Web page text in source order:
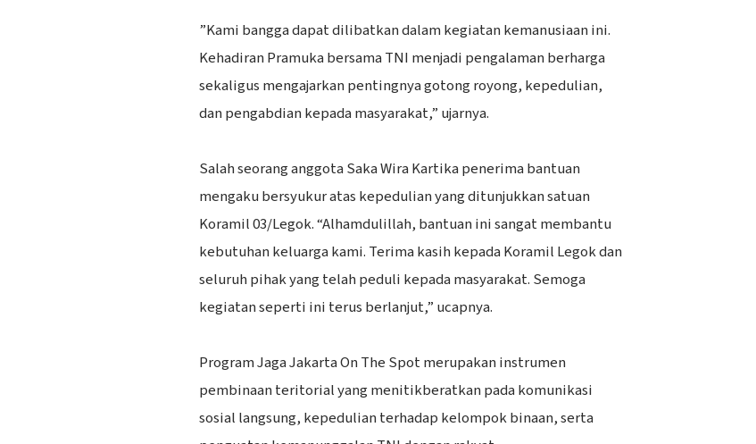
‎”Kami bangga dapat dilibatkan dalam kegiatan kemanusiaan ini.
Kehadiran Pramuka bersama TNI menjadi pengalaman berharga
sekaligus mengajarkan pentingnya gotong royong, kepedulian,
dan pengabdian kepada masyarakat,” ujarnya.
‎Salah seorang anggota Saka Wira Kartika penerima bantuan
mengaku bersyukur atas kepedulian yang ditunjukkan satuan
Koramil 03/Legok. “Alhamdulillah, bantuan ini sangat membantu
kebutuhan keluarga kami. Terima kasih kepada Koramil Legok dan
seluruh pihak yang telah peduli kepada masyarakat. Semoga
kegiatan seperti ini terus berlanjut,” ucapnya.
‎Program Jaga Jakarta On The Spot merupakan instrumen
pembinaan teritorial yang menitikberatkan pada komunikasi
sosial langsung, kepedulian terhadap kelompok binaan, serta